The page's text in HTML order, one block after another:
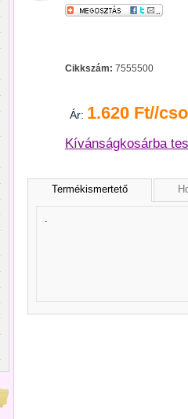
Cikkszám: 7555500
Ár: 1.620 Ft//
Kívánságkosárba
Termékismertető
-